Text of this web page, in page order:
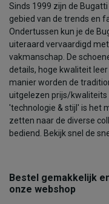
Sinds 1999 zijn de
gebied van de trends en
Ondertussen kun je de
uiteraard vervaardigd
vakmanschap. De
details, hoge kwaliteit
manier worden de
uitgelezen prijs/kwaliteits
'technologie & stijl' is het
zetten naar de diverse
bediend. Bekijk snel de
Bestel gemakkelijk
onze webshop